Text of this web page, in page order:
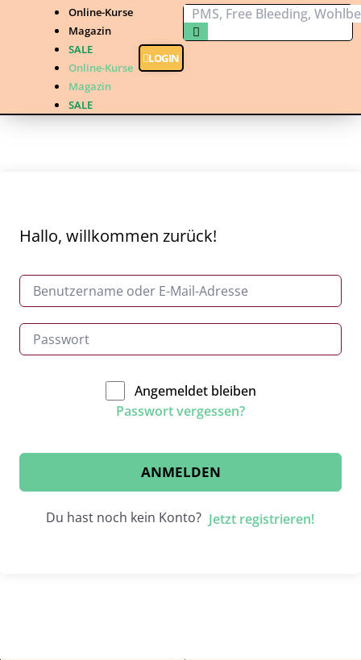
Online-Kurse
Magazin
SALE
Online-Kurse
Magazin
SALE
LOGIN
Hallo, willkommen zurück!
Angemeldet bleiben
Passwort vergessen?
ANMELDEN
Du hast noch kein Konto? Jetzt registrieren!